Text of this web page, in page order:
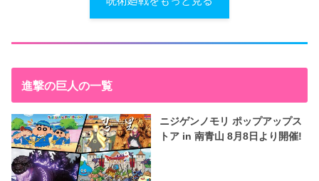
進撃の巨人の一覧
ニジゲンノモリ ポップアップス
トア in 南青山 8月8日より開催!